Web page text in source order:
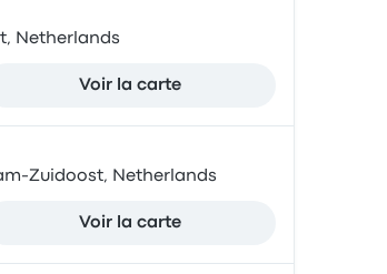
Netherlands
Voir la carte
Zuidoost, Netherlands
Voir la carte